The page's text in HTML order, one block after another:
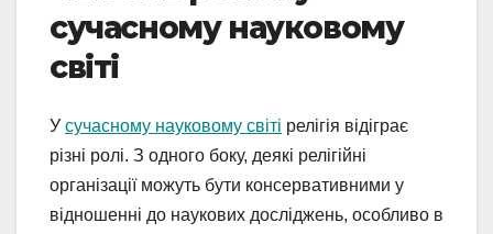
сучасному науковому
світі
У сучасному науковому світі релігія відіграє
різні ролі. З одного боку, деякі релігійні
організації можуть бути консервативними у
відношенні до наукових досліджень, особливо в